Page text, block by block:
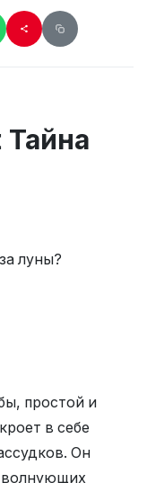
Тайна
луны?
простой и
в себе
Он
волнующих